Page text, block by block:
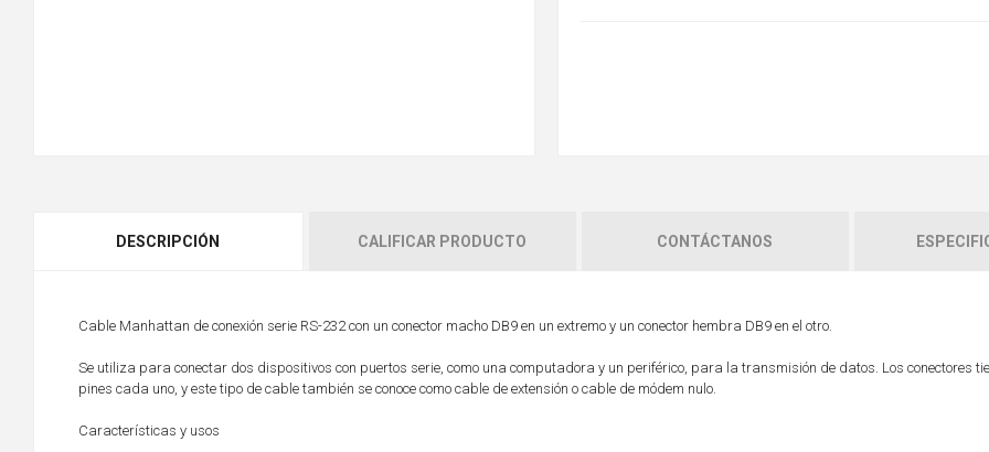
DESCRIPCIÓN CALIFICAR PRODUCTO CONTÁCTANOS
Cable Manhattan de conexión serie RS-232 con un conector macho DB9 en un extremo y un conector hembra DB9 en el otro.
Se utiliza para conectar dos dispositivos con puertos serie, como una computadora y un periférico, para la transmisión de datos. Los conectores
pines cada uno, y este tipo de cable también se conoce como cable de extensión o cable de módem nulo.
Características y usos